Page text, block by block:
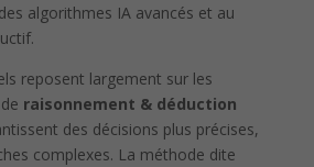
algorithmes IA avancés et au
reposent largement sur les
raisonnement & déduction
des décisions plus précises,
complexes. La méthode dite